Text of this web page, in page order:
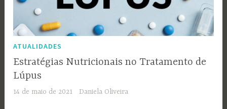
ATUALIDADES
Estratégias Nutricionais no Tratamento de
Lúpus
14 de maio de 2021 Daniela Oliveira